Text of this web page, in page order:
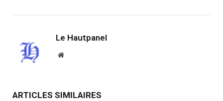
Le Hautpanel
Website
ARTICLES SIMILAIRES